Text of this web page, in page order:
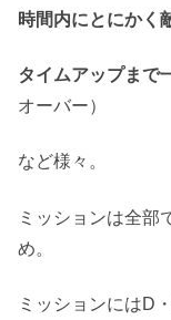
時間内にとにかく
タイムアップまで
オーバー）
など様々。
ミッションは全部
め。
ミッションにはD